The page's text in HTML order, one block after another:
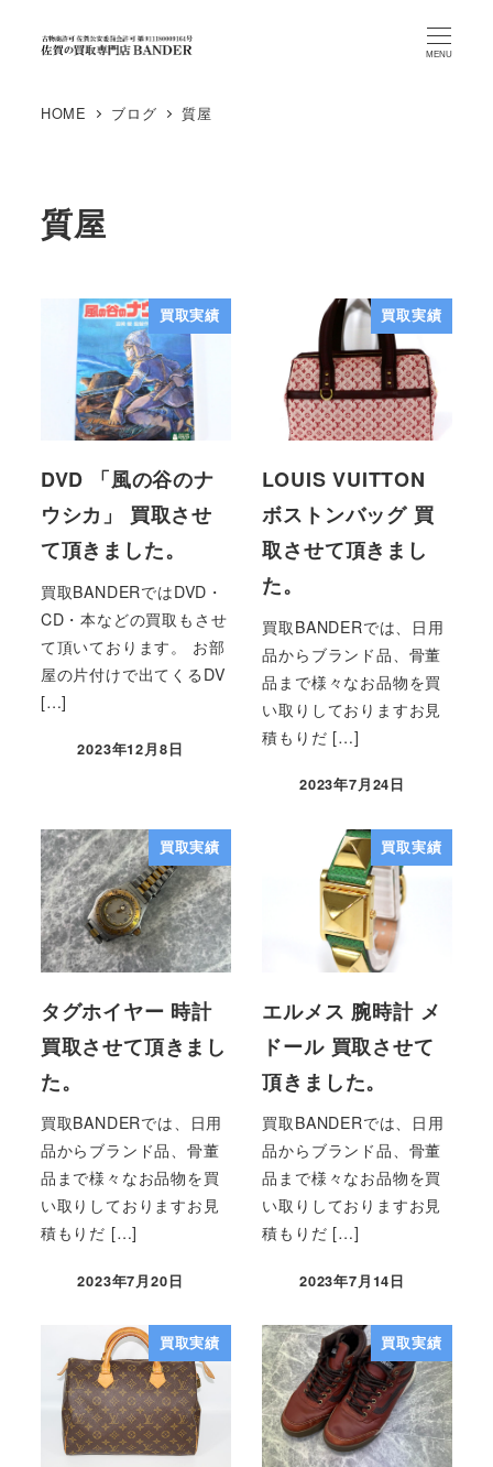
MENU
HOME ブログ 質屋
質屋
買取実績
DVD 「風の谷のナ
ウシカ」 買取させ
て頂きました。
買取BANDERではDVD・
CD・本などの買取もさせ
て頂いております。 お部
屋の片付けで出てくるDV
[…]
2023年12月8日
買取実績
LOUIS VUITTON
ボストンバッグ 買
取させて頂きまし
た。
買取BANDERでは、日用
品からブランド品、骨董
品まで様々なお品物を買
い取りしておりますお見
積もりだ […]
2023年7月24日
買取実績
タグホイヤー 時計
買取させて頂きまし
た。
買取BANDERでは、日用
品からブランド品、骨董
品まで様々なお品物を買
い取りしておりますお見
積もりだ […]
2023年7月20日
買取実績
エルメス 腕時計 メ
ドール 買取させて
頂きました。
買取BANDERでは、日用
品からブランド品、骨董
品まで様々なお品物を買
い取りしておりますお見
積もりだ […]
2023年7月14日
買取実績 買取実績